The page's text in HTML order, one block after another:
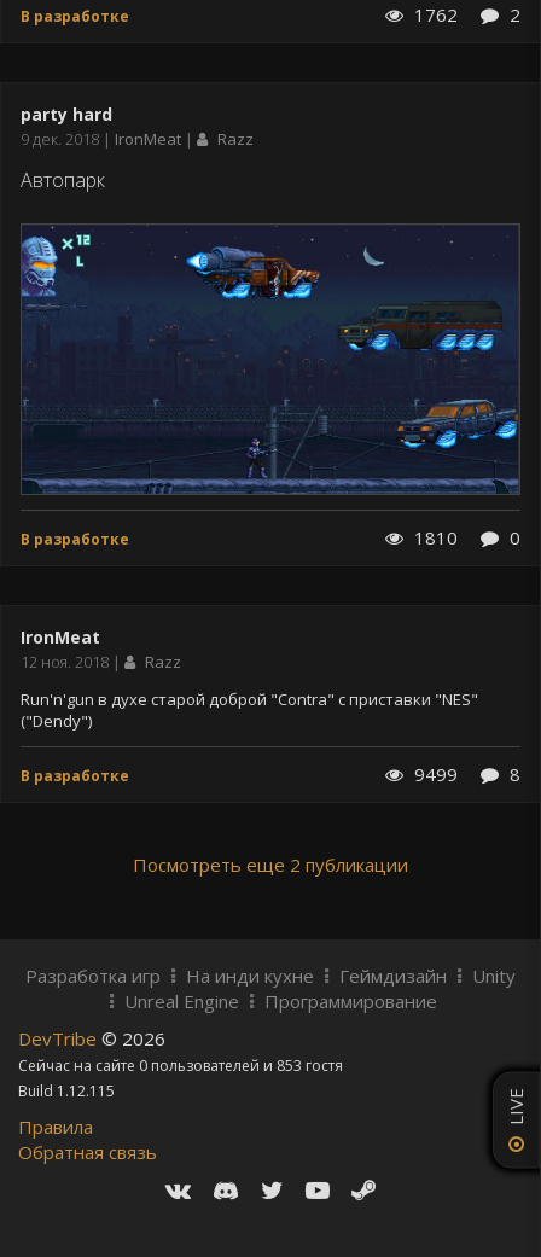
LIVE
В разработке 1762 2
party hard
Дата
9 дек. 2018 IronMeat Razz
Автопарк
В разработке 1810 0
IronMeat
Дата
12 ноя. 2018
Razz
Run'n'gun в духе старой доброй "Contra" с приставки "NES"
("Dendy")
В разработке 9499 8
Посмотреть еще 2 публикации
Разработка игр На инди кухне Геймдизайн
Unity
Unreal Engine
Программирование
DevTribe © 2026
Сейчас на сайте 0 пользователей и 853 гостя
Build 1.12.115
Правила
Обратная связь